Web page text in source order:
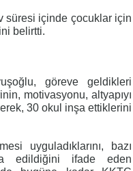
süresi içinde çocuklar için
belirtti.
göreve geldikleri
motivasyonu, altyapıyı
30 okul inşa ettiklerini
uyguladıklarını, bazı
edildiğini ifade eden